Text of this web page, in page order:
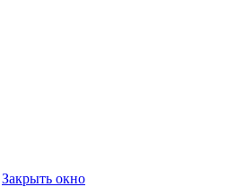
Закрыть окно